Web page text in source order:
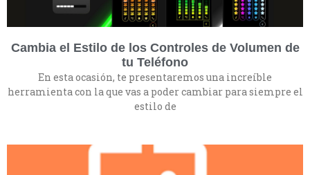
Cambia el Estilo de los Controles de Volumen de
tu Teléfono
En esta ocasión, te presentaremos una increíble
herramienta con la que vas a poder cambiar para siempre el
estilo de